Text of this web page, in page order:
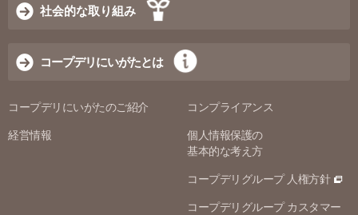
社会的な取り組み
コープデリにいがたとは
コープデリにいがたのご紹介
経営情報
コンプライアンス
個人情報保護の
基本的な考え方
コープデリグループ 人権方針
コープデリグループ カスタマー